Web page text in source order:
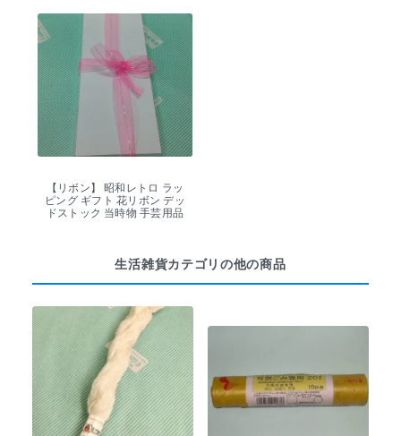
【リボン】 昭和レトロ ラッ
ピング ギフト 花リボン デッ
ドストック 当時物 手芸用品
生活雑貨カテゴリの他の商品